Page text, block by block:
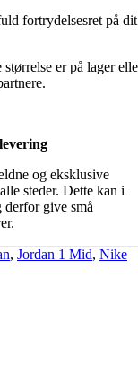
fortrydelsesret på dit
er på lager
og eksklusive
steder. Dette kan i
give små
, Jordan 1 Mid, Nike